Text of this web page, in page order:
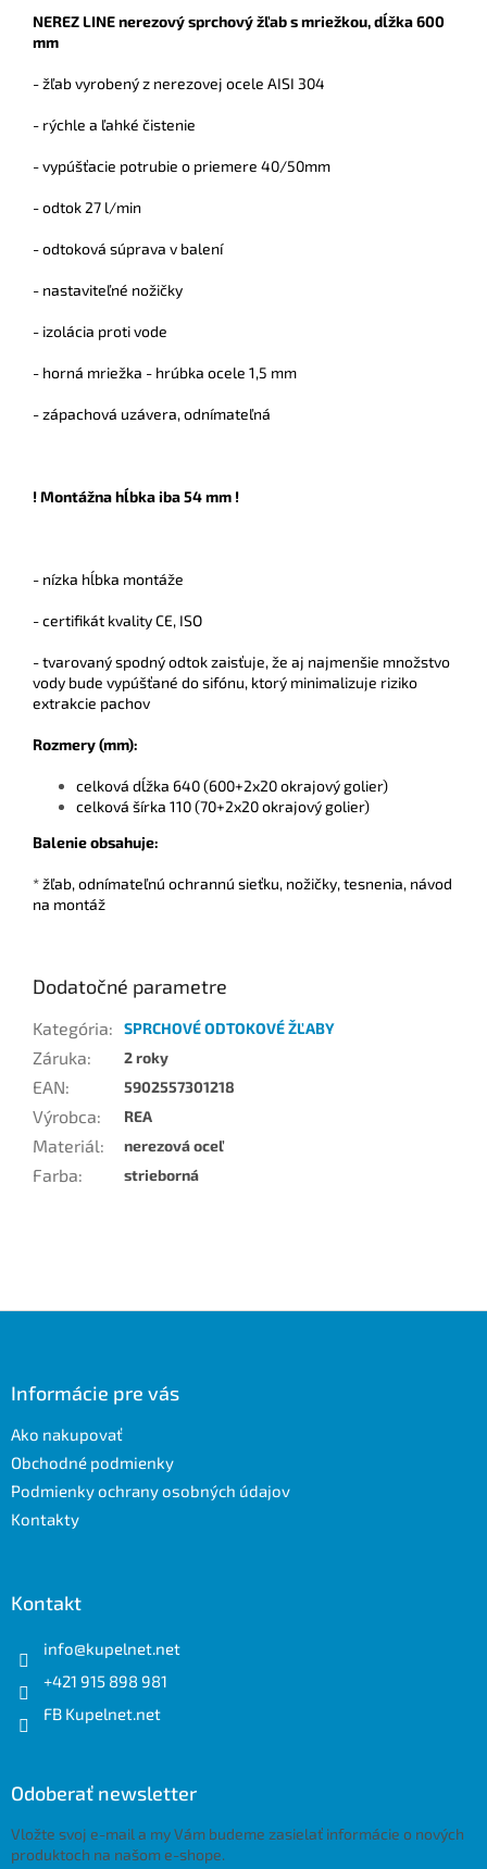
NEREZ LINE nerezový sprchový žľab s mriežkou, dĺžka 600
mm
- žľab vyrobený z nerezovej ocele AISI 304
- rýchle a ľahké čistenie
- vypúšťacie potrubie o priemere 40/50mm
- odtok 27 l/min
- odtoková súprava v balení
- nastaviteľné nožičky
- izolácia proti vode
- horná mriežka - hrúbka ocele 1,5 mm
- zápachová uzávera, odnímateľná
! Montážna hĺbka iba 54 mm !
- nízka hĺbka montáže
- certifikát kvality CE, ISO
- tvarovaný spodný odtok zaisťuje, že aj najmenšie množstvo
vody bude vypúšťané do sifónu, ktorý minimalizuje riziko
extrakcie pachov
Rozmery (mm):
celková dĺžka 640 (600+2x20 okrajový golier)
celková šírka 110 (70+2x20 okrajový golier)
Balenie obsahuje:
* žľab, odnímateľnú ochrannú sieťku, nožičky, tesnenia, návod
na montáž
Dodatočné parametre
Kategória: SPRCHOVÉ ODTOKOVÉ ŽĽABY
Záruka: 2 roky
EAN: 5902557301218
Výrobca: REA
Materiál: nerezová oceľ
Farba: strieborná
Informácie pre vás
Ako nakupovať
Obchodné podmienky
Podmienky ochrany osobných údajov
Kontakty
Kontakt
info@kupelnet.net
+421 915 898 981
FB Kupelnet.net
Odoberať newsletter
Vložte svoj e-mail a my Vám budeme zasielať informácie o nových
produktoch na našom e-shope.